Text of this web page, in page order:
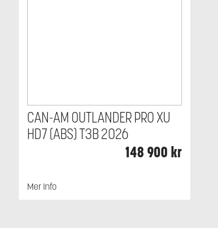
CAN-AM OUTLANDER PRO XU
HD7 (ABS) T3B 2026
148 900 kr
Mer Info